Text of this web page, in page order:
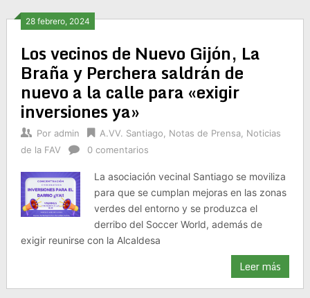
28 febrero, 2024
Los vecinos de Nuevo Gijón, La
Braña y Perchera saldrán de
nuevo a la calle para «exigir
inversiones ya»
Por admin A.VV. Santiago Notas de Prensa, Noticias
de la FAV
0 comentarios
La asociación vecinal Santiago se moviliza
para que se cumplan mejoras en las zonas
verdes del entorno y se produzca el
derribo del Soccer World, además de
exigir reunirse con la Alcaldesa
Leer más